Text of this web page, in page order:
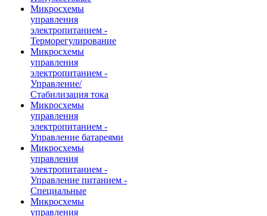
Микросхемы
управления
электропитанием -
Терморегулирование
Микросхемы
управления
электропитанием -
Управление/
Стабилизация тока
Микросхемы
управления
электропитанием -
Управление батареями
Микросхемы
управления
электропитанием -
Управление питанием -
Специальные
Микросхемы
управления